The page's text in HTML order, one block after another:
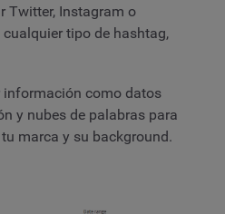
Twitter, Instagram o
tipo de hashtag,
información como datos
y nubes de palabras para
marca y su background.